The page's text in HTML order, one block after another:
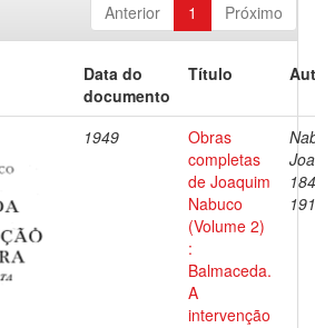
Anterior 1 Próximo
Data do
documento
Título
1949
Obras
completas
de Joaquim
Nabuco
(Volume 2)
:
Balmaceda.
A
intervenção